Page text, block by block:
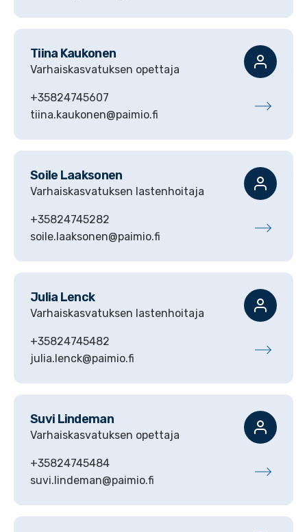
Tiina Kaukonen
Varhaiskasvatuksen opettaja
+35824745607
tiina.kaukonen@paimio.fi
Soile Laaksonen
Varhaiskasvatuksen lastenhoitaja
+35824745282
soile.laaksonen@paimio.fi
Julia Lenck
Varhaiskasvatuksen lastenhoitaja
+35824745482
julia.lenck@paimio.fi
Suvi Lindeman
Varhaiskasvatuksen opettaja
+35824745484
suvi.lindeman@paimio.fi